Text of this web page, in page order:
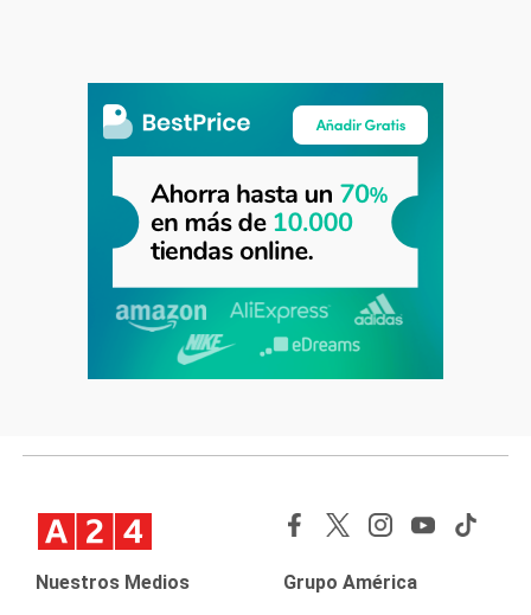
Nuestros Medios Grupo América